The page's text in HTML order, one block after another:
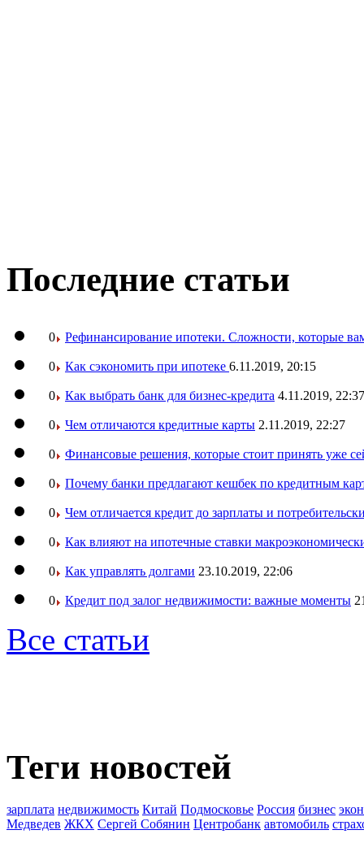
Последние статьи
0 Рефинансирование ипотеки. Сложности, которые
0 Как сэкономить при ипотеке 6.11.2019, 20:15
0 Как выбрать банк для бизнес-кредита 4.11.2019, 22:37
0 Чем отличаются кредитные карты 2.11.2019, 22:27
0 Финансовые решения, которые стоит принять уже
0 Почему банки предлагают кешбек по кредитным
0 Чем отличается кредит до зарплаты и
0 Как влияют на ипотечные ставки
0 Как управлять долгами 23.10.2019, 22:06
0 Кредит под залог недвижимости: важные моменты
Все статьи
Теги новостей
зарплата недвижимость Китай Подмосковье Россия бизнес
Медведев ЖКХ Сергей Собянин Центробанк автомобиль